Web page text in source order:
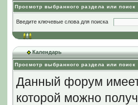
Просмотр выбранного раздела или поиск
Введите ключевые слова для поиска
Календарь
Просмотр выбранного раздела или поиск
Данный форум
которой можно